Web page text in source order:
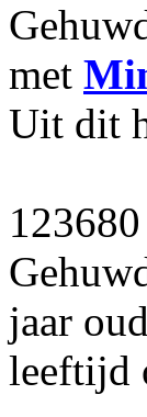
met
Uit dit
jaar
leeftijd